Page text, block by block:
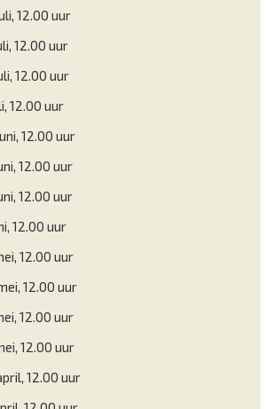
12.00 uur
12.00 uur
12.00 uur
12.00 uur
12.00 uur
12.00 uur
12.00 uur
12.00 uur
12.00 uur
12.00 uur
12.00 uur
12.00 uur
12.00 uur